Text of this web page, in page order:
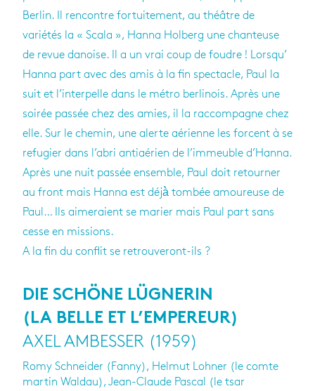
Berlin. Il rencontre fortuitement, au théâtre de
variétés la « Scala », Hanna Holberg une chanteuse
de revue danoise. Il a un vrai coup de foudre ! Lorsqu’
Hanna part avec des amis à la fin spectacle, Paul la
suit et l’interpelle dans le métro berlinois. Après une
soirée passée chez des amies, il la raccompagne chez
elle. Sur le chemin, une alerte aérienne les forcent à se
refugier dans l’abri antiaérien de l’immeuble d’Hanna.
Après une nuit passée ensemble, Paul doit retourner
au front mais Hanna est déjà̀ tombée amoureuse de
Paul… Ils aimeraient se marier mais Paul part sans
cesse en missions.
A la fin du conflit se retrouveront-ils ?
DIE SCHÖNE LÜGNERIN
(LA BELLE ET L’EMPEREUR)
AXEL AMBESSER (1959)
Romy Schneider (Fanny), Helmut Lohner (le comte
martin Waldau), Jean-Claude Pascal (le tsar